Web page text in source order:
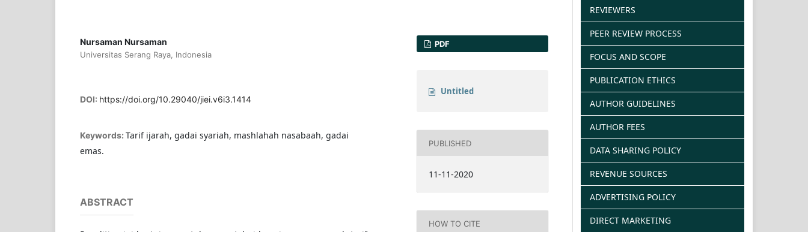
Nursaman Nursaman
Universitas Serang Raya, Indonesia
DOI: https://doi.org/10.29040/jiei.v6i3.1414
Keywords: Tarif ijarah, gadai syariah, mashlahah nasabaah, gadai
emas.
ABSTRACT
PDF
Untitled
PUBLISHED
11-11-2020
HOW TO CITE
REVIEWERS
PEER REVIEW PROCESS
FOCUS AND SCOPE
PUBLICATION ETHICS
AUTHOR GUIDELINES
AUTHOR FEES
DATA SHARING POLICY
REVENUE SOURCES
ADVERTISING POLICY
DIRECT MARKETING